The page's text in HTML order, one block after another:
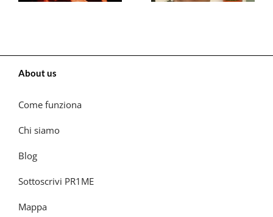
About us
Come funziona
Chi siamo
Blog
Sottoscrivi PR1ME
Mappa